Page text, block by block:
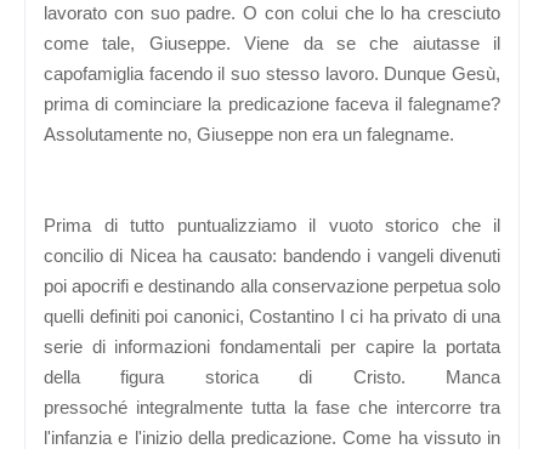
lavorato con suo padre. O con colui che lo ha cresciuto
come tale, Giuseppe. Viene da se che aiutasse il
capofamiglia facendo il suo stesso lavoro. Dunque Gesù,
prima di cominciare la predicazione faceva il falegname?
Assolutamente no, Giuseppe non era un falegname.
Prima di tutto puntualizziamo il vuoto storico che il
concilio di Nicea ha causato: bandendo i vangeli divenuti
poi apocrifi e destinando alla conservazione perpetua solo
quelli definiti poi canonici, Costantino I ci ha privato di una
serie di informazioni fondamentali per capire la portata
della figura storica di Cristo. Manca
pressoché integralmente tutta la fase che intercorre tra
l'infanzia e l'inizio della predicazione. Come ha vissuto in